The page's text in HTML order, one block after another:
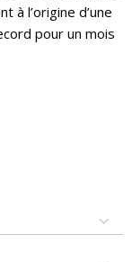
à l’origine d’une
pour un mois